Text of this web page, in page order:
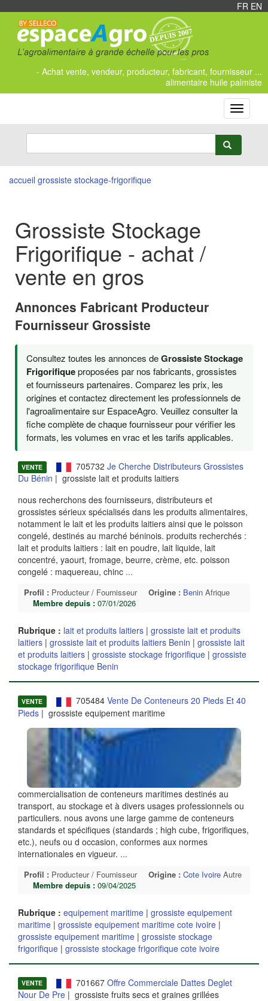
FR EN
- Achat vente, vendeur, producteur, fabricant, fournisseur ...
alimentaire huile palmiste
Toggle
accueil grossiste stockage-frigorifique
Grossiste Stockage
Frigorifique - achat /
vente en gros
Annonces Fabricant Producteur
Fournisseur Grossiste
Consultez toutes les annonces deGrossiste Stockage
Frigorifiqueproposées par nos fabricants, grossistes
et fournisseurs partenaires. Comparez les prix, les
origines et contactez directement les professionnels de
l'agroalimentaire sur EspaceAgro. Veuillez consulter la
fiche complète de chaque fournisseur pour vérifier les
formats, les volumes en vrac et les tarifs applicables.
VENTE 705732 Je Cherche Distributeurs Grossistes
Du Bénin | grossiste lait et produits laitiers
nous recherchons des fournisseurs, distributeurs et
grossistes sérieux spécialisés dans les produits alimentaires,
notamment le lait et les produits laitiers ainsi que le poisson
congelé, destinés au marché béninois. produits recherchés :
lait et produits laitiers : lait en poudre, lait liquide, lait
concentré, yaourt, fromage, beurre, crème, etc. poisson
congelé : maquereau, chinc ...
Profil : Producteur / Fournisseur Origine : Benin Afrique
Membre depuis : 07/01/2026
Rubrique : lait et produits laitiers | grossiste lait et produits
laitiers | grossiste lait et produits laitiers Benin | grossiste lait
et produits laitiers | grossiste stockage frigorifique | grossiste
stockage frigorifique Benin
VENTE 705484 Vente De Conteneurs 20 Pieds Et 40
Pieds | grossiste equipement maritime
commercialisation de conteneurs maritimes destinés au
transport, au stockage et à divers usages professionnels ou
particuliers. nous avons une large gamme de conteneurs
standards et spécifiques (standards ; high cube, frigorifiques,
etc.), neufs ou d occasion, conformes aux normes
internationales en vigueur. ...
Profil : Producteur / Fournisseur Origine : Cote Ivoire Autre
Membre depuis : 09/04/2025
Rubrique : equipement maritime | grossiste equipement
maritime | grossiste equipement maritime cote ivoire |
grossiste equipement maritime | grossiste stockage
frigorifique | grossiste stockage frigorifique cote ivoire
VENTE 701667 Offre Commerciale Dattes Deglet
Nour De Pre | grossiste fruits secs et graines grillées